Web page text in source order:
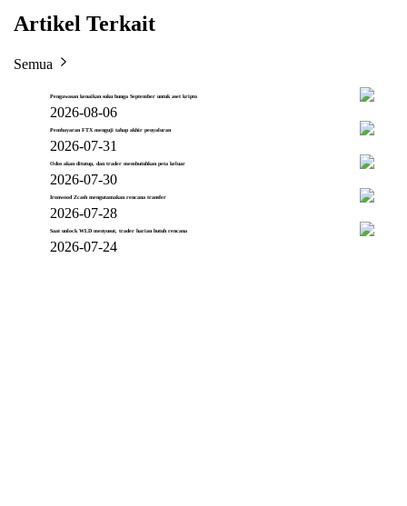
Artikel Terkait
Semua
Pengawasan kenaikan suku bunga September untuk aset kripto
2026-08-06
Pembayaran FTX menguji tahap akhir penyaluran
2026-07-31
Odos akan ditutup, dan trader membutuhkan peta keluar
2026-07-30
Ironwood Zcash mengutamakan rencana transfer
2026-07-28
Saat unlock WLD menyusut, trader harian butuh rencana
2026-07-24